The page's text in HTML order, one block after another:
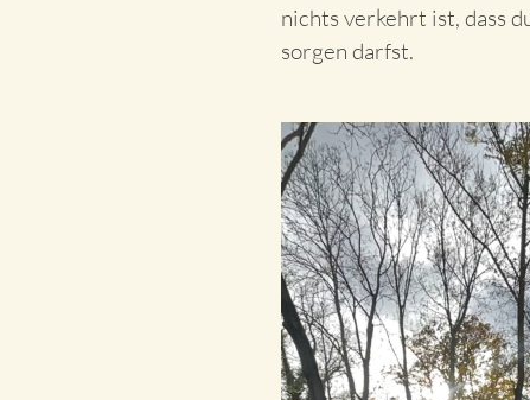
nichts verkehrt ist, dass
sorgen darfst.
Video-
Player